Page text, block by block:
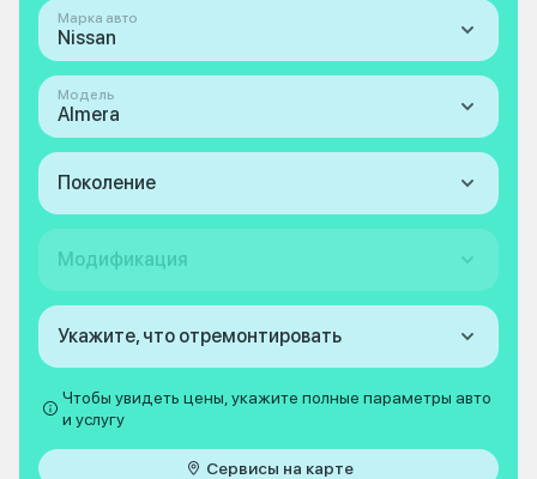
Марка авто
Nissan
Модель
Almera
Поколение
Модификация
Укажите, что отремонтировать
Чтобы увидеть цены, укажите полные параметры авто
и услугу
Сервисы на карте